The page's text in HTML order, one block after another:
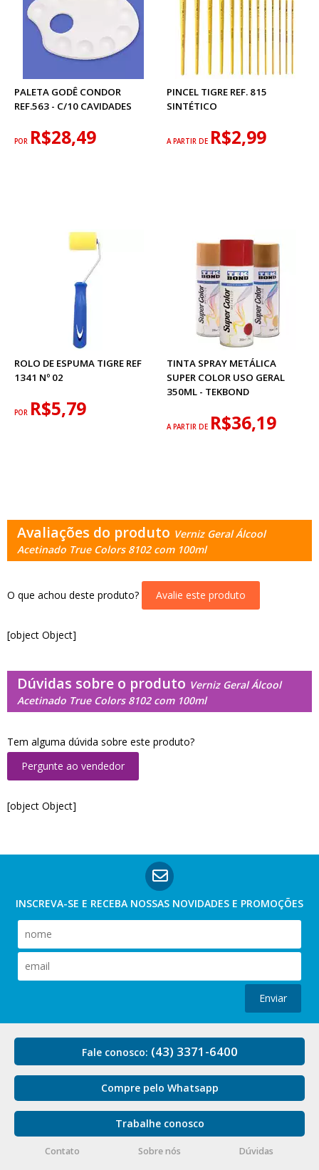
PALETA GODÊ CONDOR
REF.563 - C/10 CAVIDADES
POR R$28,49
PINCEL TIGRE REF. 815
SINTÉTICO
A PARTIR DE R$2,99
ROLO DE ESPUMA TIGRE REF
1341 Nº 02
POR R$5,79
TINTA SPRAY METÁLICA
SUPER COLOR USO GERAL
350ML - TEKBOND
A PARTIR DE R$36,19
Avaliações do produto Verniz Geral Álcool
Acetinado True Colors 8102 com 100ml
O que achou deste produto? Avalie este produto
[object Object]
Dúvidas sobre o produto Verniz Geral Álcool
Acetinado True Colors 8102 com 100ml
Tem alguma dúvida sobre este produto?
Pergunte ao vendedor
[object Object]
INSCREVA-SE E RECEBA NOSSAS NOVIDADES E PROMOÇÕES
Enviar
Fale conosco: (43) 3371-6400
Compre pelo Whatsapp
Trabalhe conosco
Contato Sobre nós Dúvidas